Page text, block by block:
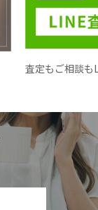
査定もご相談も